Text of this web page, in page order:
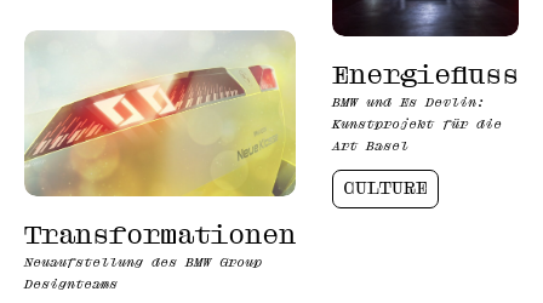
Transformationen
Neuaufstellung des BMW Group
Designteams
Energiefluss
BMW und Es Devlin:
Kunstprojekt für die
Art Basel
CULTURE